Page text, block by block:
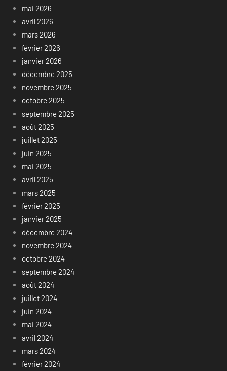
mai 2026
avril 2026
mars 2026
février 2026
janvier 2026
décembre 2025
novembre 2025
octobre 2025
septembre 2025
août 2025
juillet 2025
juin 2025
mai 2025
avril 2025
mars 2025
février 2025
janvier 2025
décembre 2024
novembre 2024
octobre 2024
septembre 2024
août 2024
juillet 2024
juin 2024
mai 2024
avril 2024
mars 2024
février 2024